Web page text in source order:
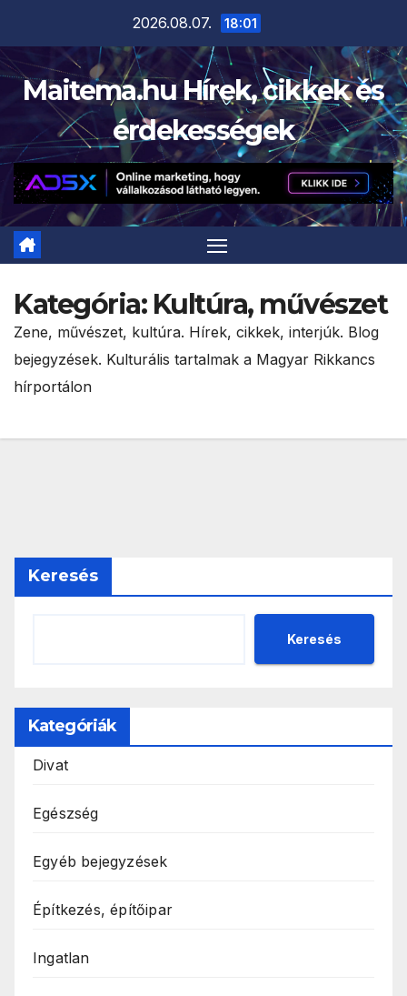
content
2026.08.07. 18:01
Maitema.hu Hírek, cikkek és
érdekességek
Kategória: Kultúra, művészet
Zene, művészet, kultúra. Hírek, cikkek, interjúk. Blog
bejegyzések. Kulturális tartalmak a Magyar Rikkancs
hírportálon
Keresés
Keresés
Kategóriák
Divat
Egészség
Egyéb bejegyzések
Építkezés, építőipar
Ingatlan